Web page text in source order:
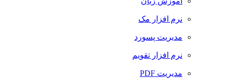
نرم افزار مک
مدیریت پسورد
نرم افزار تقویم
مدیریت PDF